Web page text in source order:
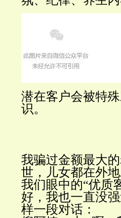
潜在客户会被特
识。
我骗过金额最大
世，儿女都在外
我们眼中的“优质
好，我也一直没
样一段对话：